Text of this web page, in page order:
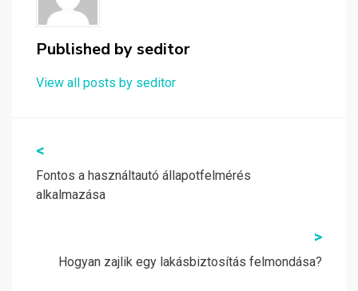
Published byseditor
View all posts by seditor
Bejegyzés
navigáció
<
Fontos a használtautó állapotfelmérés
alkalmazása
>
Hogyan zajlik egy lakásbiztosítás felmondása?